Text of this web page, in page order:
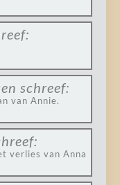
schreef:
van Annie.
verlies van Anna